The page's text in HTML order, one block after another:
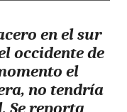
en el sur
occidente de
el
no tendría
Se reporta